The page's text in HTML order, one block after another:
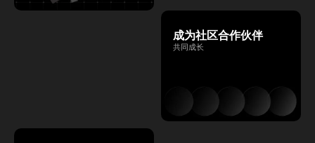
成为社区合作伙伴
共同成长